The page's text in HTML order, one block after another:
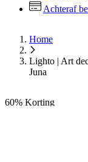
Achteraf
Home
Lighto | Art
Juna
60% Korting